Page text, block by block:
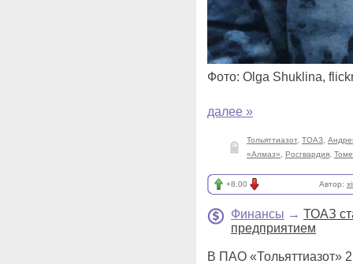
Фото: Olga Shuklina,
далее »
Тольяттиазот, ТОАЗ
«Алмаз»
Росгвардия
+8.00 Автор:
Финансы → ТОАЗ
предприятием
В ПАО «Тольяттиазот»